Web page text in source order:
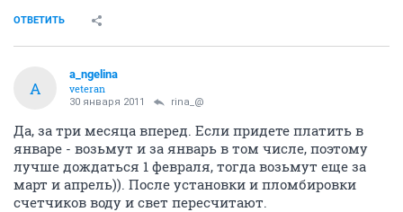
ОТВЕТИТЬ
A
a_ngelina
veteran
30 января 2011 rina_@
Да, за три месяца вперед. Если придете платить в
январе - возьмут и за январь в том числе, поэтому
лучше дождаться 1 февраля, тогда возьмут еще за
март и апрель)). После установки и пломбировки
счетчиков воду и свет пересчитают.